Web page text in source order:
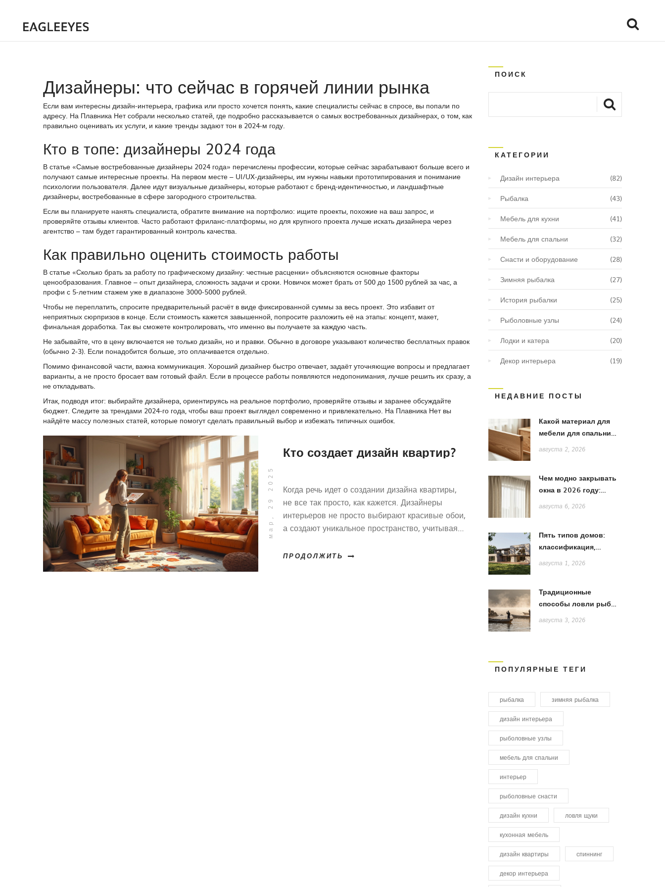
Дизайнеры: что сейчас в горячей линии рынка
Если вам интересны дизайн‑интерьера, графика или просто хочется понять, какие специалисты сейчас в спросе, вы попали по
адресу. На Плавника Нет собрали несколько статей, где подробно рассказывается о самых востребованных дизайнерах, о том, как
правильно оценивать их услуги, и какие тренды задают тон в 2024‑м году.
Кто в топе: дизайнеры 2024 года
В статье «Самые востребованные дизайнеры 2024 года» перечислены профессии, которые сейчас зарабатывают больше всего и
получают самые интересные проекты. На первом месте – UI/UX‑дизайнеры, им нужны навыки прототипирования и понимание
психологии пользователя. Далее идут визуальные дизайнеры, которые работают с бренд‑идентичностью, и ландшафтные
дизайнеры, востребованные в сфере загородного строительства.
Если вы планируете нанять специалиста, обратите внимание на портфолио: ищите проекты, похожие на ваш запрос, и
проверяйте отзывы клиентов. Часто работают фриланс‑платформы, но для крупного проекта лучше искать дизайнера через
агентство – там будет гарантированный контроль качества.
Как правильно оценить стоимость работы
В статье «Сколько брать за работу по графическому дизайну: честные расценки» объясняются основные факторы
ценообразования. Главное – опыт дизайнера, сложность задачи и сроки. Новичок может брать от 500 до 1500 рублей за час, а
профи с 5‑летним стажем уже в диапазоне 3000‑5000 рублей.
Чтобы не переплатить, спросите предварительный расчёт в виде фиксированной суммы за весь проект. Это избавит от
неприятных сюрпризов в конце. Если стоимость кажется завышенной, попросите разложить её на этапы: концепт, макет,
финальная доработка. Так вы сможете контролировать, что именно вы получаете за каждую часть.
Не забывайте, что в цену включается не только дизайн, но и правки. Обычно в договоре указывают количество бесплатных правок
(обычно 2‑3). Если понадобится больше, это оплачивается отдельно.
Помимо финансовой части, важна коммуникация. Хороший дизайнер быстро отвечает, задаёт уточняющие вопросы и предлагает
варианты, а не просто бросает вам готовый файл. Если в процессе работы появляются недопонимания, лучше решить их сразу, а
не откладывать.
Итак, подводя итог: выбирайте дизайнера, ориентируясь на реальное портфолио, проверяйте отзывы и заранее обсуждайте
бюджет. Следите за трендами 2024‑го года, чтобы ваш проект выглядел современно и привлекательно. На Плавника Нет вы
найдёте массу полезных статей, которые помогут сделать правильный выбор и избежать типичных ошибок.
мар, 29 2025
Кто создает дизайн квартир?
Когда речь идет о создании дизайна квартиры,
не все так просто, как кажется. Дизайнеры
интерьеров не просто выбирают красивые обои,
а создают уникальное пространство, учитывая
статье обсуждаются нюансы работы
ПРОДОЛЖИТЬ
ПОИСК
КАТЕГОРИИ
Дизайн интерьера (82)
Рыбалка (43)
Мебель для кухни (41)
Мебель для спальни (32)
Снасти и оборудование (28)
Зимняя рыбалка (27)
История рыбалки (25)
Рыболовные узлы (24)
Лодки и катера (20)
Декор интерьера (19)
НЕДАВНИЕ ПОСТЫ
Какой материал для
мебели для спальни
лучше: сравнение
августа 2, 2026
Чем модно закрывать
окна в 2026 году:
тренды штор, жалюзи
августа 6, 2026
Пять типов домов:
классификация,
особенности и выбор
августа 1, 2026
Традиционные
способы ловли рыбы
в Японии: от жаберных
августа 3, 2026
ПОПУЛЯРНЫЕ ТЕГИ
рыбалка зимняя рыбалка
дизайн интерьера
рыболовные узлы
мебель для спальни
интерьер
рыболовные снасти
дизайн кухни ловля щуки
кухонная мебель
дизайн квартиры спиннинг
декор интерьера